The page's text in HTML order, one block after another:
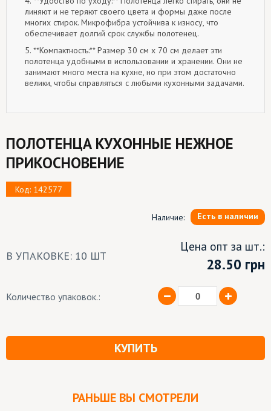
линяют и не теряют своего цвета и формы даже после
многих стирок. Микрофибра устойчива к износу, что
обеспечивает долгий срок службы полотенец.
5. **Компактность:** Размер 30 см х 70 см делает эти
полотенца удобными в использовании и хранении. Они не
занимают много места на кухне, но при этом достаточно
велики, чтобы справляться с любыми кухонными задачами.
ПОЛОТЕНЦА КУХОННЫЕ НЕЖНОЕ
ПРИКОСНОВЕНИЕ
Код: 142577
Наличие: Есть в наличии
В УПАКОВКЕ: 10 ШТ
Цена опт за шт.:
28.50 грн
Количество упаковок.:
КУПИТЬ
РАНЬШЕ ВЫ СМОТРЕЛИ